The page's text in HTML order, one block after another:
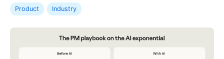
Product Industry